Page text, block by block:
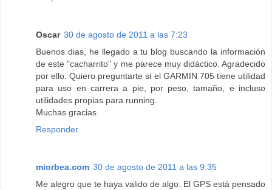
Oscar 30 de agosto de 2011 a las 7:23
Buenos dias, he llegado a tu blog buscando la información
de este "cacharrito" y me parece muy didáctico. Agradecido
por ello. Quiero preguntarte si el GARMIN 705 tiene utilidad
para uso en carrera a pie, por peso, tamaño, e incluso
utilidades propias para running.
Muchas gracias
Responder
miorbea.com 30 de agosto de 2011 a las 9:35
Me alegro que te haya valido de algo. El GPS está pensado